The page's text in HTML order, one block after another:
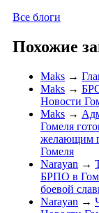
Все блоги
Похожие
Maks →
Maks →
Новости
Maks →
Гомеля
желающим
Гомеля
Narayan →
БРПО в
боевой
Narayan →